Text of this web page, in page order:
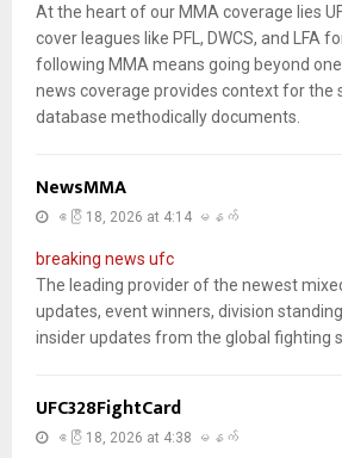
At the heart of our MMA coverage lies
cover leagues like PFL, DWCS, and LFA
following MMA means going beyond
news coverage provides context for the
database methodically documents.
NewsMMA
ဧပြီ 18, 2026 at 4:14 မနက်
breaking news ufc
The leading provider of the newest
updates, event winners, division
insider updates from the global fighting
UFC328FightCard
ဧပြီ 18, 2026 at 4:38 မနက်